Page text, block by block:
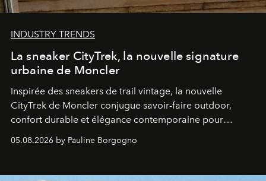
INDUSTRY TRENDS
La sneaker CityTrek, la nouvelle signature
urbaine de Moncler
Inspirée des sneakers de trail vintage, la nouvelle
CityTrek de Moncler conjugue savoir-faire outdoor,
confort durable et élégance contemporaine pour
05.08.2026 by Pauline Borgogno